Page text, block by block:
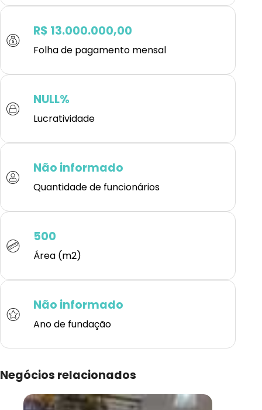
R$ 13.000.000,00
Folha de pagamento mensal
NULL%
Lucratividade
Não informado
Quantidade de funcionários
500
Área (m2)
Não informado
Ano de fundação
Negócios relacionados